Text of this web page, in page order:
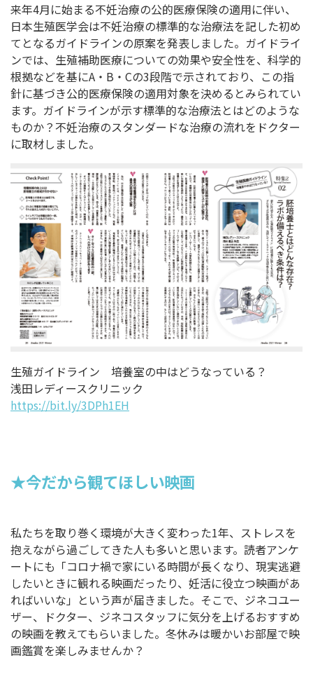
来年4月に始まる不妊治療の公的医療保険の適用に伴い、
日本生殖医学会は不妊治療の標準的な治療法を記した初め
てとなるガイドラインの原案を発表しました。ガイドライ
ンでは、生殖補助医療についての効果や安全性を、科学的
根拠などを基にA・B・Cの3段階で示されており、この指
針に基づき公的医療保険の適用対象を決めるとみられてい
ます。ガイドラインが示す標準的な治療法とはどのような
ものか？不妊治療のスタンダードな治療の流れをドクター
に取材しました。
生殖ガイドライン 培養室の中はどうなっている？
浅田レディースクリニック
https://bit.ly/3DPh1EH
★今だから観てほしい映画
私たちを取り巻く環境が大きく変わった1年、ストレスを
抱えながら過ごしてきた人も多いと思います。読者アンケ
ートにも「コロナ禍で家にいる時間が長くなり、現実逃避
したいときに観れる映画だったり、妊活に役立つ映画があ
ればいいな」という声が届きました。そこで、ジネコユー
ザー、ドクター、ジネコスタッフに気分を上げるおすすめ
の映画を教えてもらいました。冬休みは暖かいお部屋で映
画鑑賞を楽しみませんか？